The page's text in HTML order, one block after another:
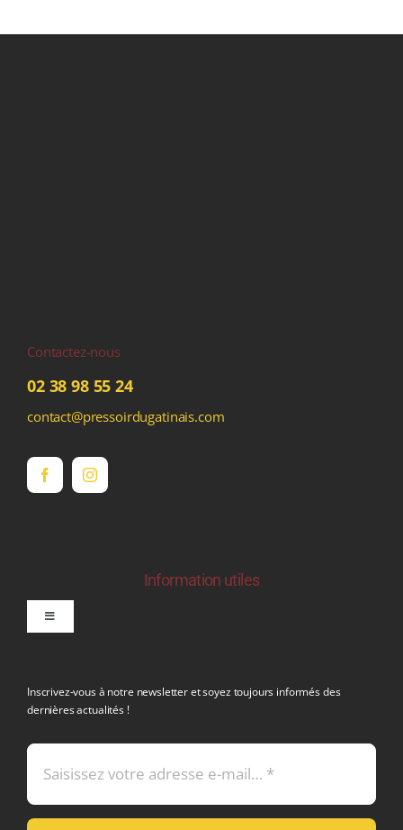
Contactez-nous
02 38 98 55 24
contact@pressoirdugatinais.com
Information utiles
Toggle
Mentions légales
Inscrivez-vous à notre newsletter et soyez toujours informés des
dernières actualités !